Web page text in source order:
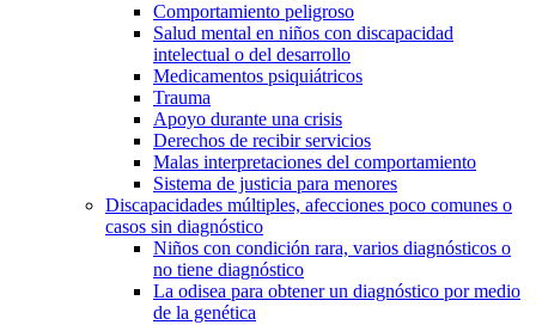
Comportamiento peligroso
Salud mental en niños con discapacidad
intelectual o del desarrollo
Medicamentos psiquiátricos
Trauma
Apoyo durante una crisis
Derechos de recibir servicios
Malas interpretaciones del comportamiento
Sistema de justicia para menores
Discapacidades múltiples, afecciones poco comunes o
casos sin diagnóstico
Niños con condición rara, varios diagnósticos o
no tiene diagnóstico
La odisea para obtener un diagnóstico por medio
de la genética